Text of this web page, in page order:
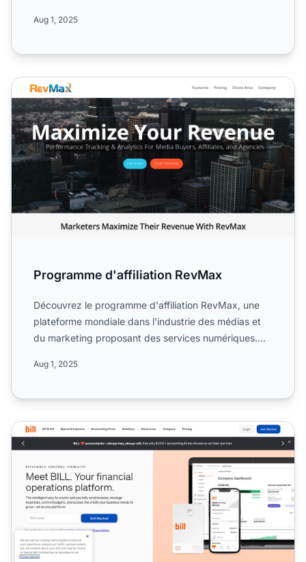
Aug 1, 2025
Programme d'affiliation RevMax
Programme d'affiliation RevMax
Découvrez le programme d'affiliation RevMax, une
plateforme mondiale dans l'industrie des médias et
du marketing proposant des services numériques.
Aug 1, 2025
Programme d'affiliation Revenue Bill